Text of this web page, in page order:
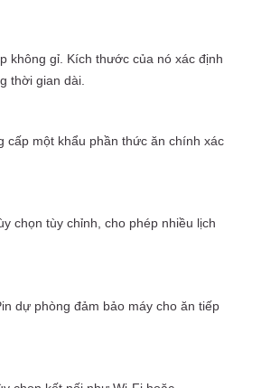
không gỉ. Kích thước của nó xác định
thời gian dài.
một khẩu phần thức ăn chính xác
chọn tùy chỉnh, cho phép nhiều lịch
dự phòng đảm bảo máy cho ăn tiếp